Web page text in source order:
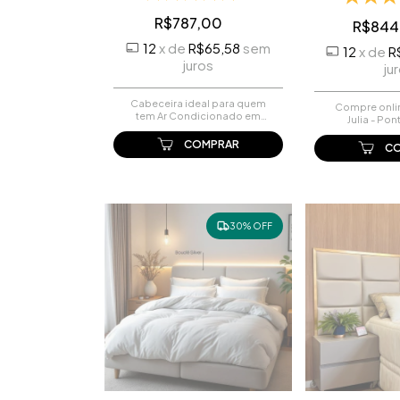
R$787,00
12 x de R$65,58 sem
juros
Cabeceira ideal para quem
tem Ar Condicionado em
COMPRAR
12 x de
Compre
Julia -
pague-
30% OFF